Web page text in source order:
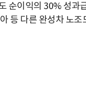
순이익의 30% 성과
등 다른 완성차 노